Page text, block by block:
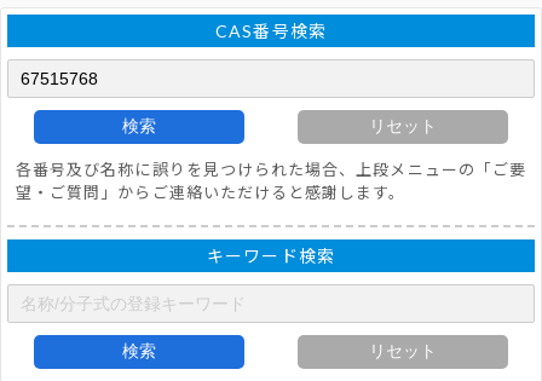
CAS番号検索
検索 リセット
各番号及び名称に誤りを見つけられた場合、上段メニューの「ご要
望・ご質問」からご連絡いただけると感謝します。
キーワード検索
検索 リセット